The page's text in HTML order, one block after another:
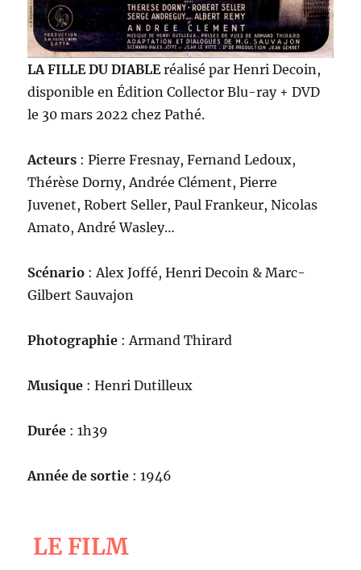
LA FILLE DU DIABLEréalisé par Henri Decoin,
disponible en Édition Collector Blu-ray + DVD
le 30 mars 2022 chez Pathé.
Acteurs : Pierre Fresnay, Fernand Ledoux,
Thérèse Dorny, Andrée Clément, Pierre
Juvenet, Robert Seller, Paul Frankeur, Nicolas
Amato, André Wasley…
Scénario : Alex Joffé, Henri Decoin & Marc-
Gilbert Sauvajon
Photographie : Armand Thirard
Musique : Henri Dutilleux
Durée : 1h39
Année de sortie : 1946
LE FILM